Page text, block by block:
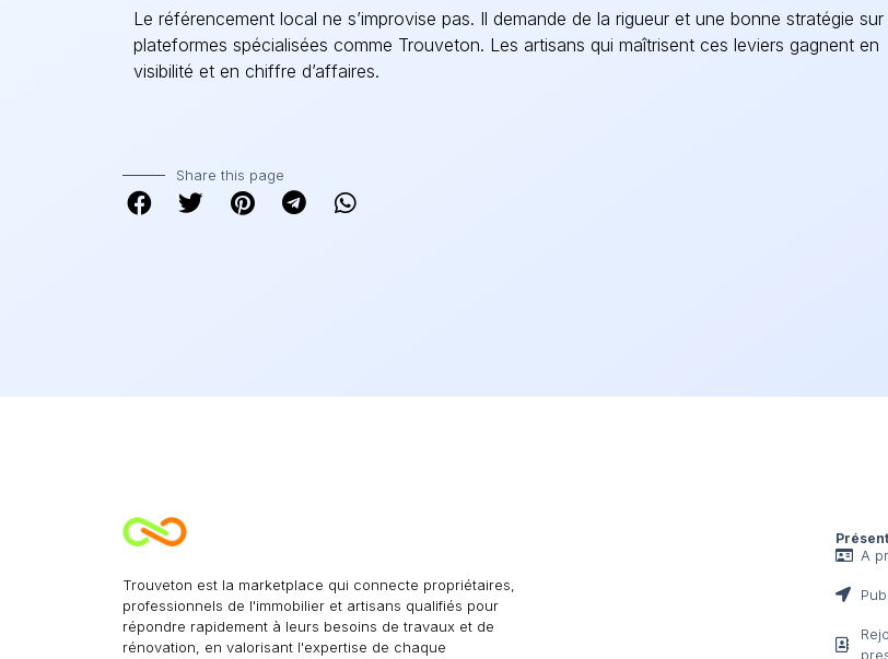
Le référencement local ne s’improvise pas. Il demande de la rigueur et une bonne stratégie sur
plateformes spécialisées comme Trouveton. Les artisans qui maîtrisent ces leviers gagnent en
visibilité et en chiffre d’affaires.
Share this page
Trouveton est la marketplace qui connecte propriétaires,
professionnels de l'immobilier et artisans qualifiés pour
répondre rapidement à leurs besoins de travaux et de
rénovation, en valorisant l'expertise de chaque
A